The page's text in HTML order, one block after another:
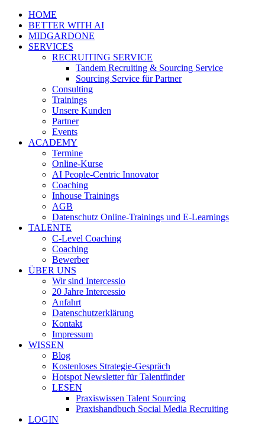
HOME
BETTER WITH AI
MIDGARDONE
SERVICES
RECRUITING SERVICE
Tandem Recruiting & Sourcing Service
Sourcing Service für Partner
Consulting
Trainings
Unsere Kunden
Partner
Events
ACADEMY
Termine
Online-Kurse
AI People-Centric Innovator
Coaching
Inhouse Trainings
AGB
Datenschutz Online-Trainings und E-Learnings
TALENTE
C-Level Coaching
Coaching
Bewerber
ÜBER UNS
Wir sind Intercessio
20 Jahre Intercessio
Anfahrt
Datenschutzerklärung
Kontakt
Impressum
WISSEN
Blog
Kostenloses Strategie-Gespräch
Hotspot Newsletter für Talentfinder
LESEN
Praxiswissen Talent Sourcing
Praxishandbuch Social Media Recruiting
LOGIN